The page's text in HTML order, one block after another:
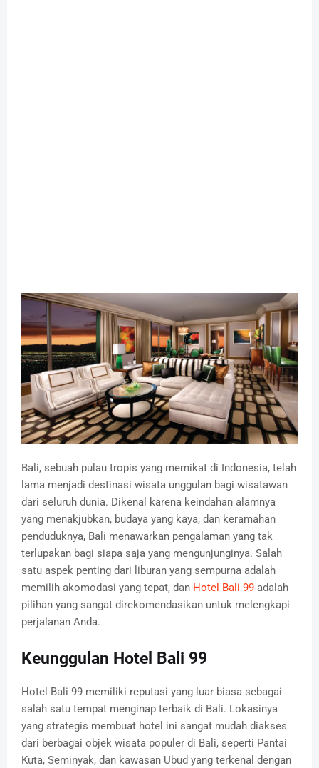
Bali, sebuah pulau tropis yang memikat di Indonesia, telah
lama menjadi destinasi wisata unggulan bagi wisatawan
dari seluruh dunia. Dikenal karena keindahan alamnya
yang menakjubkan, budaya yang kaya, dan keramahan
penduduknya, Bali menawarkan pengalaman yang tak
terlupakan bagi siapa saja yang mengunjunginya. Salah
satu aspek penting dari liburan yang sempurna adalah
memilih akomodasi yang tepat, dan Hotel Bali 99 adalah
pilihan yang sangat direkomendasikan untuk melengkapi
perjalanan Anda.
Keunggulan Hotel Bali 99
Hotel Bali 99 memiliki reputasi yang luar biasa sebagai
salah satu tempat menginap terbaik di Bali. Lokasinya
yang strategis membuat hotel ini sangat mudah diakses
dari berbagai objek wisata populer di Bali, seperti Pantai
Kuta, Seminyak, dan kawasan Ubud yang terkenal dengan